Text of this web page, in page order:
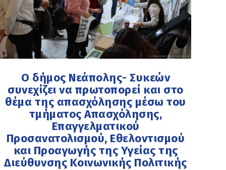
Ο δήμος Νεάπολης- Συκεών
συνεχίζει να πρωτοπορεί και στο
θέμα της απασχόλησης μέσω του
τμήματος Απασχόλησης,
Επαγγελματικού
Προσανατολισμού, Εθελοντισμού
και Προαγωγής της Υγείας της
Διεύθυνσης Κοινωνικής Πολιτικής